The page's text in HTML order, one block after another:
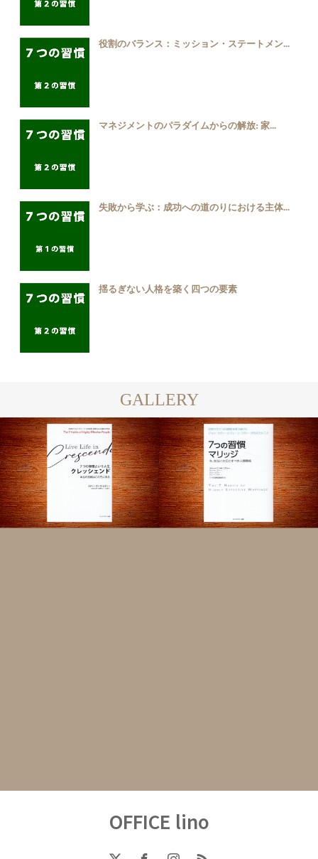
役割のバランス：ミッション・ステートメン...
マネジメントのパラダイムからの解放: 家...
失敗から学ぶ：成功への道のりにおける主体...
揺るぎない人格を築く四つの要素
GALLERY
OFFICE lino